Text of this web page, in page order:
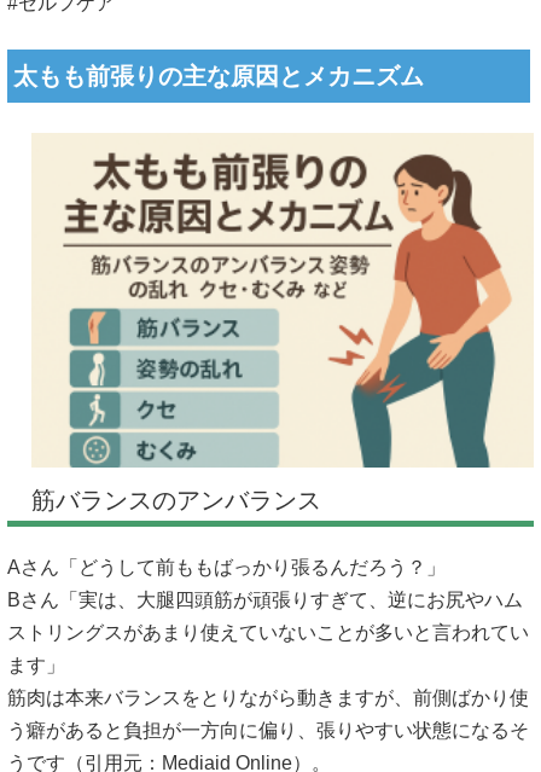
太もも前張りの主な原因とメカニズム
筋バランスのアンバランス
Aさん「どうして前ももばっかり張るんだろう？」
Bさん「実は、大腿四頭筋が頑張りすぎて、逆にお尻やハム
ストリングスがあまり使えていないことが多いと言われてい
ます」
筋肉は本来バランスをとりながら動きますが、前側ばかり使
う癖があると負担が一方向に偏り、張りやすい状態になるそ
うです（引用元： Mediaid Online）。